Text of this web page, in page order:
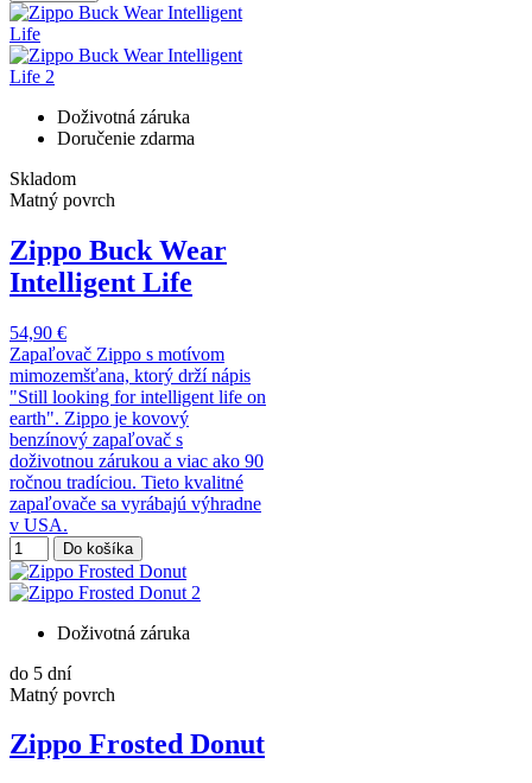
Doživotná záruka
Doručenie zdarma
Skladom
Matný povrch
Zippo Buck Wear
Intelligent Life
54,90 €
Zapaľovač Zippo s motívom
mimozemšťana, ktorý drží nápis
"Still looking for intelligent life on
earth". Zippo je kovový
benzínový zapaľovač s
doživotnou zárukou a viac ako 90
ročnou tradíciou. Tieto kvalitné
zapaľovače sa vyrábajú výhradne
v USA.
Do košíka
Doživotná záruka
do 5 dní
Matný povrch
Zippo Frosted Donut